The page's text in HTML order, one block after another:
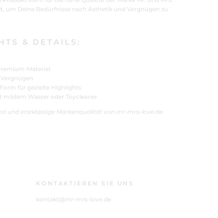
um Deine Bedürfnisse nach Ästhetik und Vergnügen zu
& DETAILS:
Material
für gezielte Highlights
mildem Wasser oder Toycleaner
und erstklassige Markenqualität von mr-mrs-love.de.
KONTAKTIEREN SIE UNS
kontakt@mr-mrs-love.de